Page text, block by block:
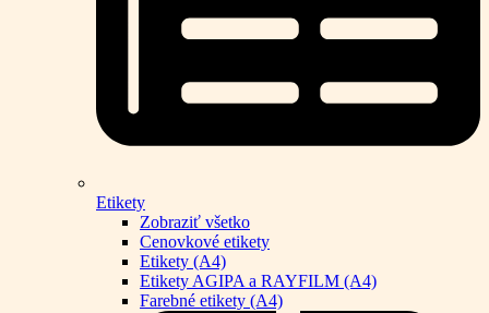
Etikety
Zobraziť všetko
Cenovkové etikety
Etikety (A4)
Etikety AGIPA a RAYFILM (A4)
Farebné etikety (A4)